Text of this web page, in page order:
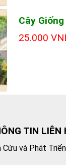
Cây
25.000
TIN LIÊN
và Phát